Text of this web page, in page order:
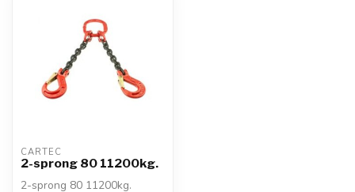
CARTEC
2-sprong 80 11200kg.
2-sprong 80 11200kg.